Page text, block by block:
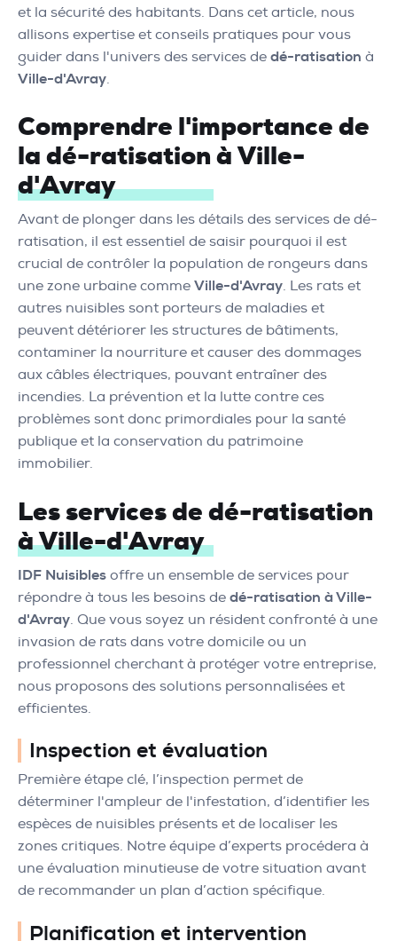
et la sécurité des habitants. Dans cet article, nous
allisons expertise et conseils pratiques pour vous
guider dans l'univers des services de dé-ratisation à
Ville-d'Avray.
Comprendre l'importance de
la dé-ratisation à Ville-
d'Avray
Avant de plonger dans les détails des services de dé-
ratisation, il est essentiel de saisir pourquoi il est
crucial de contrôler la population de rongeurs dans
une zone urbaine comme Ville-d'Avray. Les rats et
autres nuisibles sont porteurs de maladies et
peuvent détériorer les structures de bâtiments,
contaminer la nourriture et causer des dommages
aux câbles électriques, pouvant entraîner des
incendies. La prévention et la lutte contre ces
problèmes sont donc primordiales pour la santé
publique et la conservation du patrimoine
immobilier.
Les services de dé-ratisation
à Ville-d'Avray
IDF Nuisibles offre un ensemble de services pour
répondre à tous les besoins de dé-ratisation à Ville-
d'Avray. Que vous soyez un résident confronté à une
invasion de rats dans votre domicile ou un
professionnel cherchant à protéger votre entreprise,
nous proposons des solutions personnalisées et
efficientes.
Inspection et évaluation
Première étape clé, l’inspection permet de
déterminer l'ampleur de l'infestation, d’identifier les
espèces de nuisibles présents et de localiser les
zones critiques. Notre équipe d’experts procédera à
une évaluation minutieuse de votre situation avant
de recommander un plan d’action spécifique.
Planification et intervention